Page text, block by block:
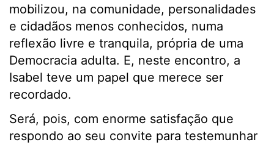
mobilizou, na comunidade, personalidades
e cidadãos menos conhecidos, numa
reflexão livre e tranquila, própria de uma
Democracia adulta. E, neste encontro, a
Isabel teve um papel que merece ser
recordado.
Será, pois, com enorme satisfação que
respondo ao seu convite para testemunhar